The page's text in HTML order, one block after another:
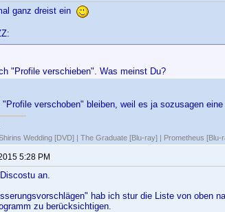
ganz dreist ein
"Profile verschieben". Was meinst Du?
"Profile verschoben" bleiben, weil es ja sozusagen
Wedding [DVD] | The Graduate [Blu-ray] | Prometheus [Blu-
5:28 PM
an.
hab ich stur die Liste von oben
zu berücksichtigen.